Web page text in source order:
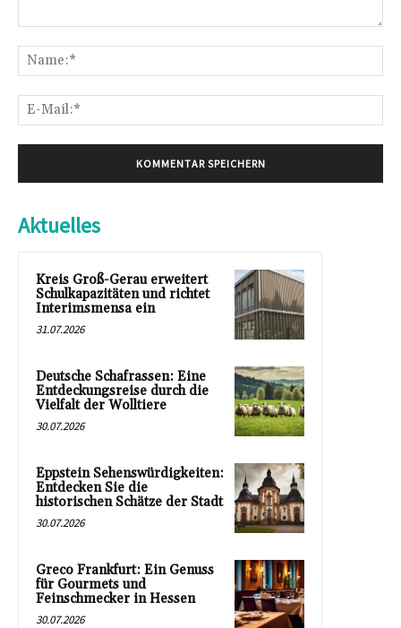
Aktuelles
Kreis Groß-Gerau erweitert
Schulkapazitäten und richtet
Interimsmensa ein
31.07.2026
Deutsche Schafrassen: Eine
Entdeckungsreise durch die
Vielfalt der Wolltiere
30.07.2026
Eppstein Sehenswürdigkeiten:
Entdecken Sie die
historischen Schätze der Stadt
30.07.2026
Greco Frankfurt: Ein Genuss
für Gourmets und
Feinschmecker in Hessen
30.07.2026